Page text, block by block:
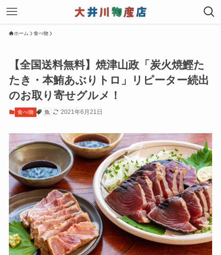
ホーム 食べ物
【全国送料無料】焼津山政「炭火焼鰹た
たき・本鮪あぶりトロ」リピーター続出
のお取り寄せグルメ！
食べ物 魚 2021年6月21日